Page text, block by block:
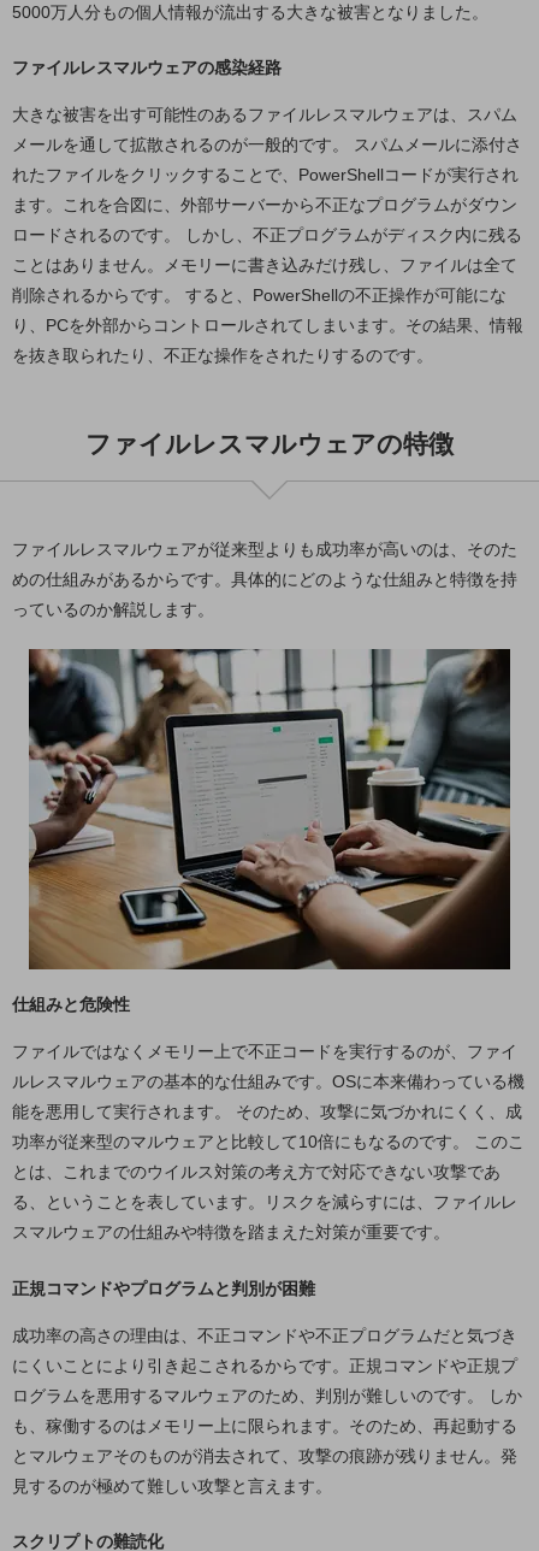
顧客体験（CX）改善
自動化・省電化
人材不足解消
業種・業態で探す
業種・業態で探すTOP
一次産業
製造・建設業
小売業
キーワードで探す
モバイルTOP
法人向けスマホ・携帯に関する、
おすすめの機種、料金やサービスをご紹介
製品
製品TOP
ビジネス向けスマートフォン
タフネススマートフォン
データ通信製品
ドコモケータイ
5G対応ホームルーター
通信モジュール製品
IOT完了済みメーカーブランド製品
料金
ドコモBiz データ無制限 ドコモ MAX ドコモ mini ドコモBiz かけ放題
ケータイプラン
5Gデータプラス
データプラス
IoT向け回線料金
home5Gプラン
モバイルサービス
5000万人分もの個人情報が流出する大きな被害となりました。
ファイルレスマルウェアの感染経路
大きな被害を出す可能性のあるファイルレスマルウェアは、スパム
メールを通して拡散されるのが一般的です。 スパムメールに添付さ
れたファイルをクリックすることで、PowerShellコードが実行され
ます。これを合図に、外部サーバーから不正なプログラムがダウン
ロードされるのです。 しかし、不正プログラムがディスク内に残る
ことはありません。メモリーに書き込みだけ残し、ファイルは全て
削除されるからです。 すると、PowerShellの不正操作が可能にな
り、PCを外部からコントロールされてしまいます。その結果、情報
を抜き取られたり、不正な操作をされたりするのです。
ファイルレスマルウェアの特徴
ファイルレスマルウェアが従来型よりも成功率が高いのは、そのた
めの仕組みがあるからです。具体的にどのような仕組みと特徴を持
っているのか解説します。
仕組みと危険性
ファイルではなくメモリー上で不正コードを実行するのが、ファイ
ルレスマルウェアの基本的な仕組みです。OSに本来備わっている機
能を悪用して実行されます。 そのため、攻撃に気づかれにくく、成
功率が従来型のマルウェアと比較して10倍にもなるのです。 このこ
とは、これまでのウイルス対策の考え方で対応できない攻撃であ
る、ということを表しています。リスクを減らすには、ファイルレ
スマルウェアの仕組みや特徴を踏まえた対策が重要です。
正規コマンドやプログラムと判別が困難
成功率の高さの理由は、不正コマンドや不正プログラムだと気づき
にくいことにより引き起こされるからです。正規コマンドや正規プ
ログラムを悪用するマルウェアのため、判別が難しいのです。 しか
も、稼働するのはメモリー上に限られます。そのため、再起動する
とマルウェアそのものが消去されて、攻撃の痕跡が残りません。発
見するのが極めて難しい攻撃と言えます。
スクリプトの難読化